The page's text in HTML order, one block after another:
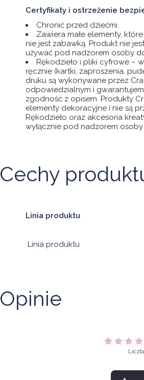
Certyfikaty i ostrzeżenie
Chronić przed dziećmi.
Zawiera małe elementy,
nie jest zabawką. Produkt nie
używać pod nadzorem osoby
Rękodzieło i pliki cyfrowe –
ręcznie (kartki, zaproszenia,
druku są wykonywane przez
odpowiedzialnym i
zgodność z opisem. Produkty
elementy dekoracyjne i nie są
Rękodzieło oraz akcesoria
wyłącznie pod nadzorem osoby
Cechy
Linia produktu
Linia produktu
Opinie